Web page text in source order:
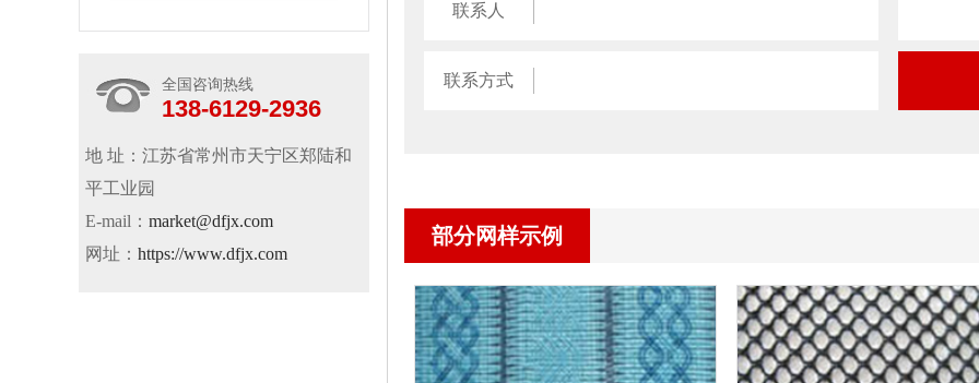
全国咨询热线
138-6129-2936
地 址：江苏省常州市天宁区郑陆和
平工业园
E-mail： market@dfjx.com
网址： https://www.dfjx.com
联系人
联系方式
部分网样示例